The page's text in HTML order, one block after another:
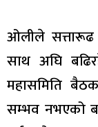
ओलीले सत्तारूढ
साथ अघि
महासमिति
सम्भव नभएको